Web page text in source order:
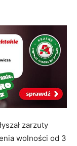
zarzuty
wolności od 3